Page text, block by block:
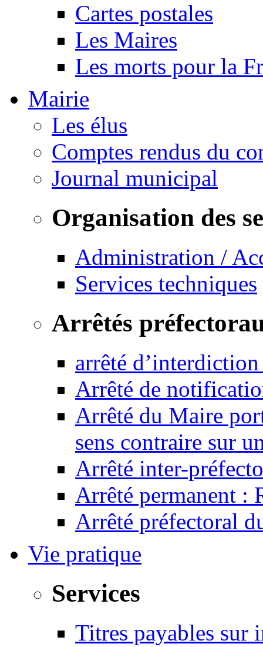
Cartes postales
Les Maires
Les morts pour la
Mairie
Les élus
Comptes rendus du
Journal municipal
Organisation des
Administration /
Services techniques
Arrêtés
arrêté
Arrêté de
Arrêté du Maire
sens contraire sur
Arrêté inter-
Arrêté permanent :
Arrêté préfectoral
Vie pratique
Services
Titres payables sur